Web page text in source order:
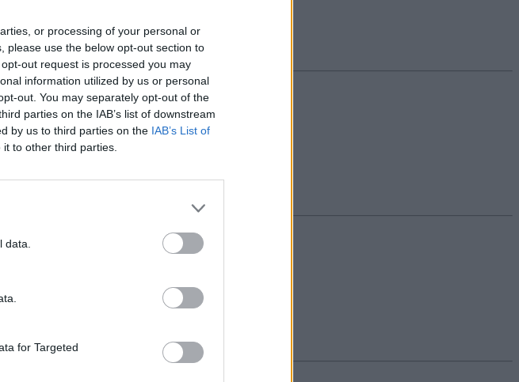
or processing of your personal or
please use the below opt-out section to
out request is processed you may
information utilized by us or personal
out. You may separately opt-out of the
parties on the IAB’s list of downstream
by us to third parties on the IAB’s List of
to other third parties.
for Targeted
az első osztályos évismétlésének szabálya.